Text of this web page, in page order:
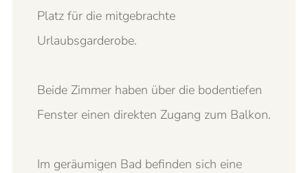
Platz für die mitgebrachte
Urlaubsgarderobe.
Beide Zimmer haben über die bodentiefen
Fenster einen direkten Zugang zum Balkon.
Im geräumigen Bad befinden sich eine